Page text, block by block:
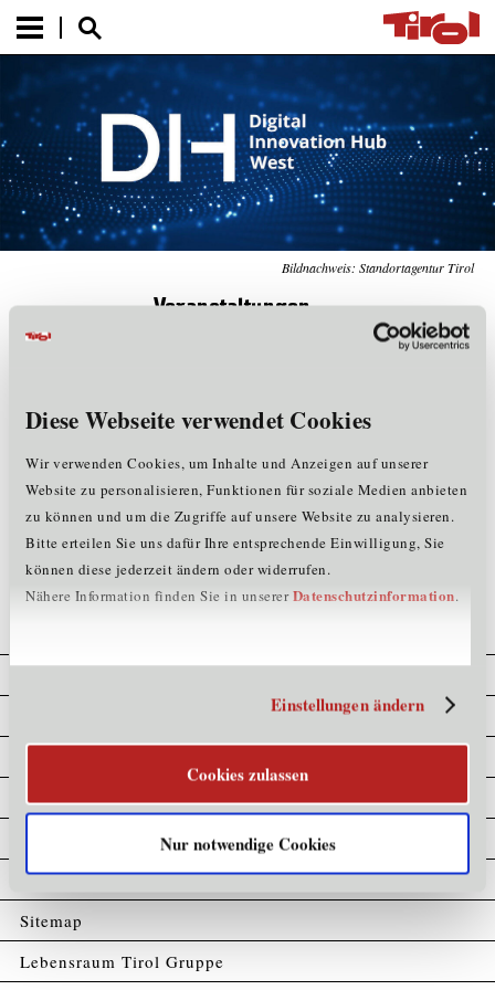
Diese Webseite verwendet Cookies
Wir verwenden Cookies, um Inhalte und Anzeigen auf unserer
Website zu personalisieren, Funktionen für soziale Medien anbieten
zu können und um die Zugriffe auf unsere Website zu analysieren.
Bitte erteilen Sie uns dafür Ihre entsprechende Einwilligung, Sie
können diese jederzeit ändern oder widerrufen.
Nähere Information finden Sie in unsererDatenschutzinformation.
Einstellungen ändern
Cookies zulassen
Nur notwendige Cookies
Bildnachweis: Standortagentur Tirol
Veranstaltungen
Der Inhalt steht nicht zur Verfügung.
Zurück
Impressum
Partner
Sitemap
Lebensraum Tirol Gruppe